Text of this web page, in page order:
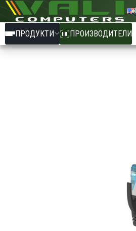
ПРОДУКТИ ПРОИЗВОДИТЕЛИ